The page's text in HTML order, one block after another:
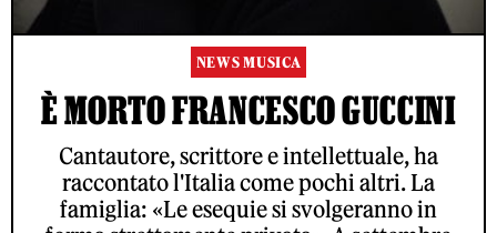
NEWS MUSICA
È MORTO FRANCESCO GUCCINI
Cantautore, scrittore e intellettuale, ha
raccontato l'Italia come pochi altri. La
famiglia: «Le esequie si svolgeranno in